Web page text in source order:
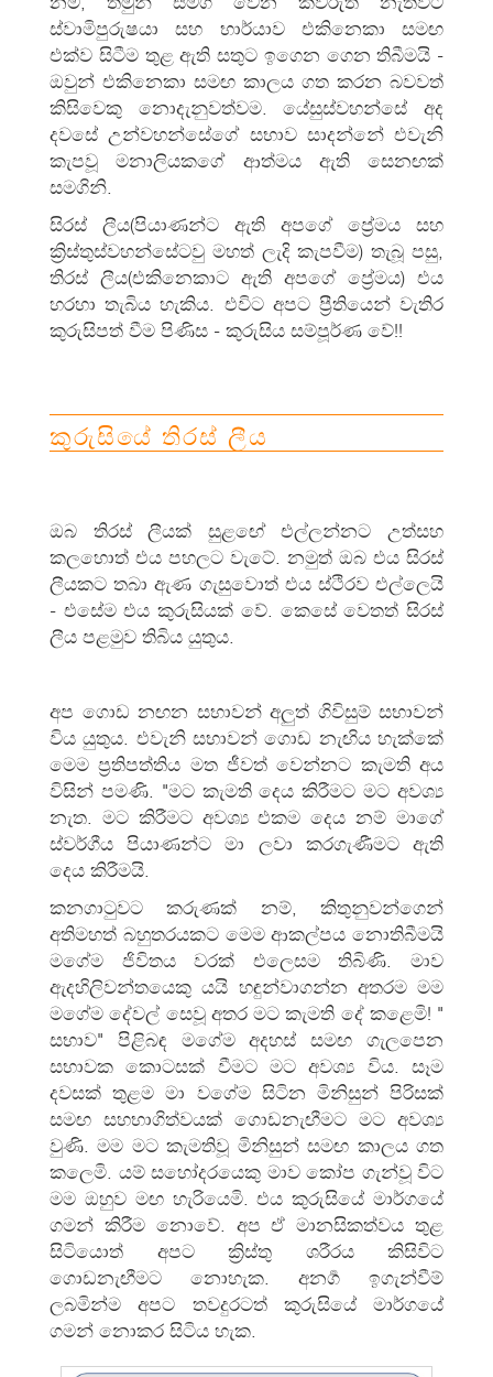
ස්වාමිපුරුෂයා සහ භාර්යාව එකිනෙකා සමඟ
එක්ව සිටීම තුළ ඇති සතුට ඉගෙන ගෙන තිබීමයි -
ඔවුන් එකිනෙකා සමඟ කාලය ගත කරන බවවත්
කිසිවෙකු නොදැනුවත්වම. යේසුස්වහන්සේ අද
දවසේ උන්වහන්සේගේ සභාව සාදන්නේ එවැනි
කැපවූ මනාලියකගේ ආත්මය ඇති සෙනඟක්
සමගිනි.
සිරස් ලීය(පියාණන්ට ඇති අපගේ ප්‍රේමය සහ
ක්‍රිස්තුස්වහන්සේටවු මහත් ලැදි කැපවීම) තැබූ පසු,
තිරස් ලීය(එකිනෙකාට ඇති අපගේ ප්‍රේමය) එය
හරහා තැබිය හැකිය. එවිට අපට ප්‍රීතියෙන් වැතිර
කුරුසිපත් වීම පිණිස - කුරුසිය සම්පූර්ණ වේ!!
කුරුසියේ තිරස් ලීය
ඔබ තිරස් ලීයක් සුළඟේ එල්ලන්නට උත්සහ
කලහොත් එය පහලට වැටේ. නමුත් ඔබ එය සිරස්
ලීයකට තබා ඇණ ගැසුවොත් එය ස්ථිරව එල්ලෙයි
- එසේම එය කුරුසියක් වේ. කෙසේ වෙතත් සිරස්
ලීය පළමුව තිබිය යුතුය.
අප ගොඩ නඟන සභාවන් අලුත් ගිවිසුම් සභාවන්
විය යුතුය. එවැනි සභාවන් ගොඩ නැඟිය හැක්කේ
මෙම ප්‍රතිපත්තිය මත ජීවත් වෙන්නට කැමති අය
විසින් පමණි. "මට කැමති දෙය කිරීමට මට අවශ්‍ය
නැත. මට කිරීමට අවශ්‍ය එකම දෙය නම් මාගේ
ස්වර්ගීය පියාණන්ට මා ලවා කරගැණීමට ඇති
දෙය කිරීමයි.
කනගාටුවට කරුණක් නම්, කිතුනුවන්ගෙන්
අතිමහත් බහුතරයකට මෙම ආකල්පය නොතිබීමයි
මගේම ජිවිතය වරක් එලෙසම තිබිණි. මාව
ඇදහිලිවන්තයෙකු යයි හඳුන්වාගන්න අතරම මම
මගේම දේවල් සෙවූ අතර මට කැමති දේ කළෙමි! "
සභාව" පිළිබඳ මගේම අදහස් සමඟ ගැලපෙන
සභාවක කොටසක් වීමට මට අවශ්‍ය විය. සෑම
දවසක් තුළම මා වගේම සිටින මිනිසුන් පිරිසක්
සමඟ සහභාගිත්වයක් ගොඩනැඟීමට මට අවශ්‍ය
වුණි. මම මට කැමතිවූ මිනිසුන් සමඟ කාලය ගත
කලෙමි. යම් සහෝදරයෙකු මාව කෝප ගැන්වූ විට
මම ඔහුව මඟ හැරියෙමි. එය කුරුසියේ මාර්ගයේ
ගමන් කිරීම නොවේ. අප ඒ මානසිකත්වය තුළ
සිටියොත් අපට ක්‍රිස්තු ශරීරය කිසිවිට
ගොඩනැඟීමට නොහැක. අනර්‍ග ඉගැන්වීම්
ලබමින්ම අපට තවදුරටත් කුරුසියේ මාර්ගයේ
ගමන් නොකර සිටිය හැක.